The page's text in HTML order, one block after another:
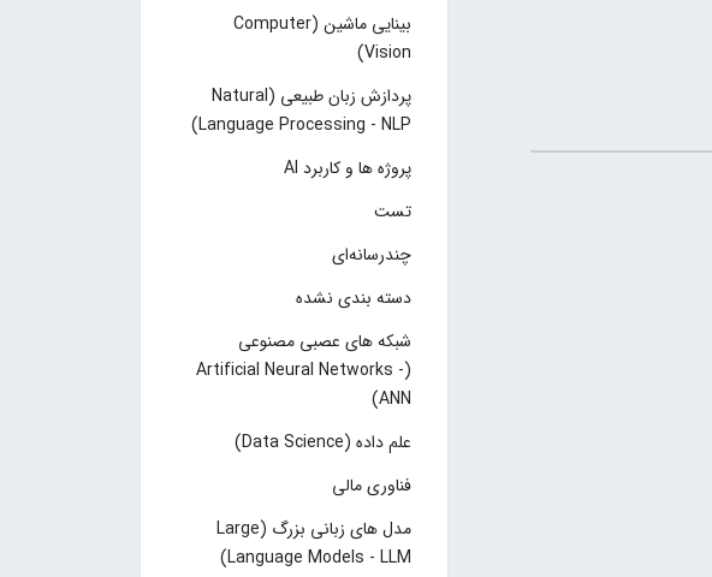
بینایی ماشین (Computer
Vision)
پردازش زبان طبیعی (Natural
Language Processing - NLP)
پروژه ها و کاربرد AI
تست
چند‌‌رسانه‌ای
دسته بندی نشده
شبکه های عصبی مصنوعی
(Artificial Neural Networks -
ANN)
علم داده (Data Science)
فناوری مالی
مدل های زبانی بزرگ (Large
Language Models - LLM)